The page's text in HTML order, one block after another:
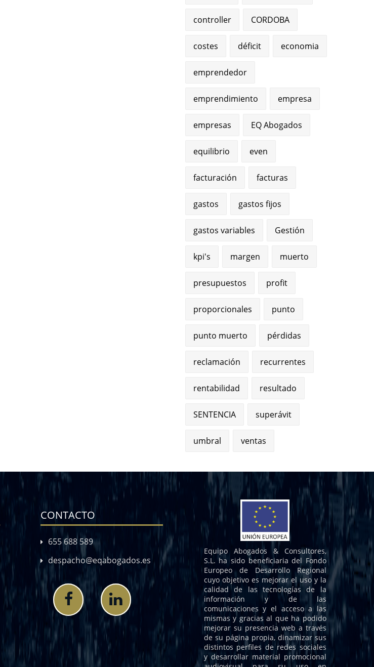
controller CORDOBA
costes déficit economia
emprendedor
emprendimiento empresa
empresas EQ Abogados
equilibrio even
facturación facturas
gastos gastos fijos
gastos variables Gestión
kpi's margen muerto
presupuestos profit
proporcionales punto
punto muerto pérdidas
reclamación recurrentes
rentabilidad resultado
SENTENCIA superávit
umbral ventas
CONTACTO
655 688 589
despacho@eqabogados.es
Equipo Abogados & Consultores,
S.L. ha sido beneficiaria del Fondo
Europeo de Desarrollo Regional
cuyo objetivo es mejorar el uso y la
calidad de las tecnologías de la
información y de las
comunicaciones y el acceso a las
mismas y gracias al que ha podido
mejorar su presencia web a través
de su página propia, dinamizar sus
distintos perfiles de redes sociales
y desarrollar material promocional